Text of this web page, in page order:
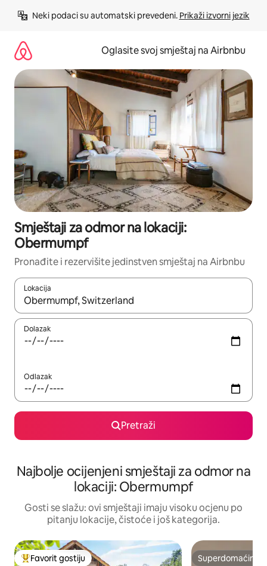
Neki podaci su automatski prevedeni. Prikaži izvorni jezik
Oglasite svoj smještaj na Airbnbu
Smještaji za odmor na lokaciji:
Obermumpf
Pronađite i rezervišite jedinstven smještaj na Airbnbu
Lokacija
Kad rezultati budu dostupni, krećite se gore i dolje pomoću
Dolazak
Odlazak
Pretraži
Najbolje ocijenjeni smještaji za odmor na
lokaciji: Obermumpf
Gosti se slažu: ovi smještaji imaju visoku ocjenu po
pitanju lokacije, čistoće i još kategorija.
Glavni favorit gostiju
Favorit gostiju Superdomaćin
Superdomaćin